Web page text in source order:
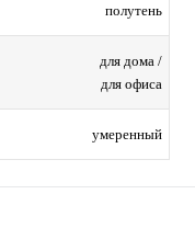
полутень
для дома /
для офиса
умеренный